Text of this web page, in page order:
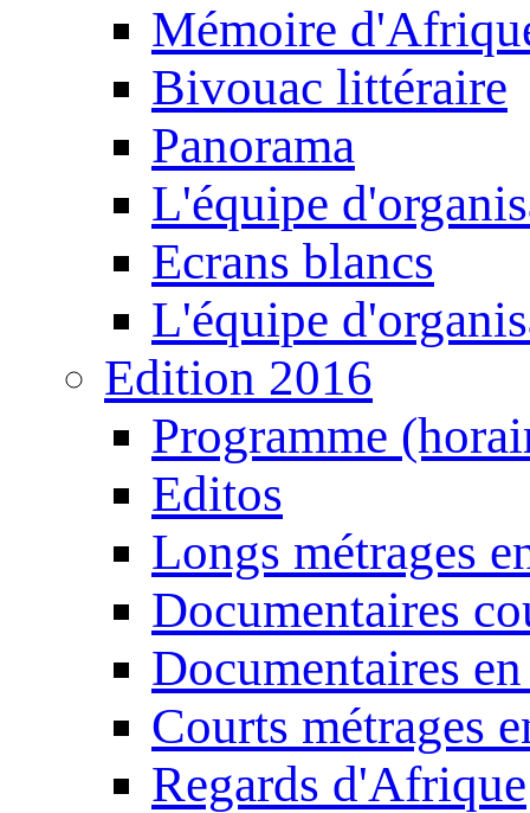
Mémoire
Bivouac littéraire
Panorama
L'équipe
Ecrans blancs
L'équipe
Edition 2016
Programme
Editos
Longs métrages
Documentaires
Documentaires
Courts métrages
Regards d'Afrique